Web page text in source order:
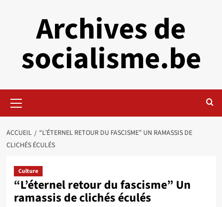
Archives de
socialisme.be
principal
ACCUEIL
“L’ÉTERNEL RETOUR DU FASCISME” UN RAMASSIS DE
CLICHÉS ÉCULÉS
Culture
“L’éternel retour du fascisme” Un
ramassis de clichés éculés